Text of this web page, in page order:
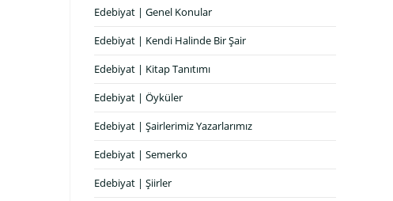
Edebiyat | Genel Konular
Edebiyat | Kendi Halinde Bir Şair
Edebiyat | Kitap Tanıtımı
Edebiyat | Öyküler
Edebiyat | Şairlerimiz Yazarlarımız
Edebiyat | Semerko
Edebiyat | Şiirler